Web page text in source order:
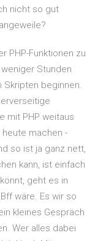
nicht so gut
PHP-Funktionen zu
Stunden
beginnen.
mit PHP weitaus
machen -
so ist ja ganz nett,
kann, ist einfach
geht es in
wäre. Es wir so
kleines Gespräch
Wer alles dabei